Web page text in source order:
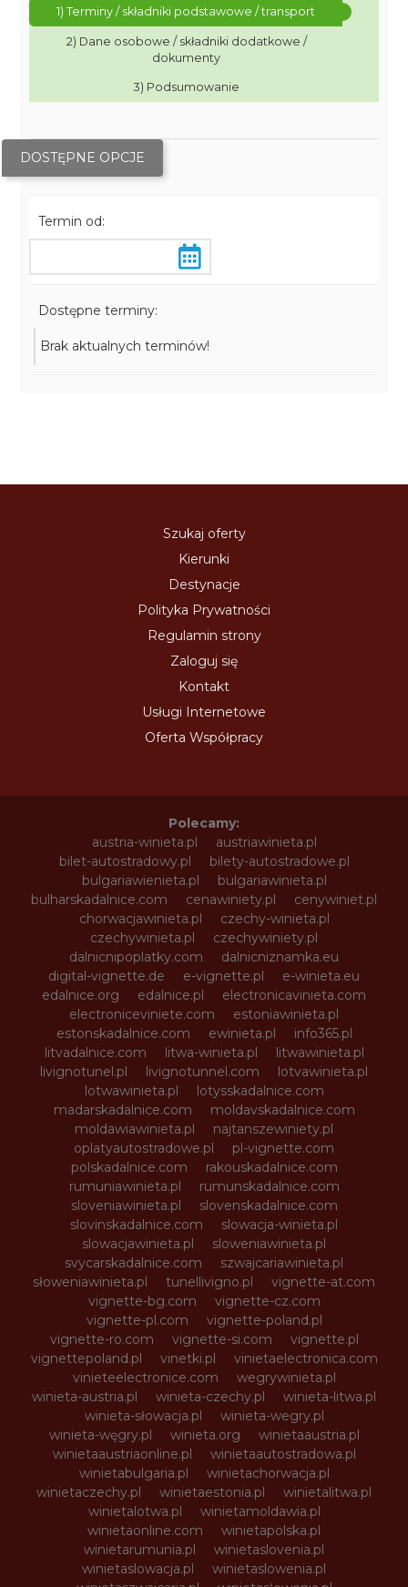
1) Terminy / składniki podstawowe / transport
2) Dane osobowe / składniki dodatkowe /
dokumenty
3) Podsumowanie
DOSTĘPNE OPCJE
Termin od:
Dostępne terminy:
Brak aktualnych terminów!
Szukaj oferty
Kierunki
Destynacje
Polityka Prywatności
Regulamin strony
Zaloguj się
Kontakt
Usługi Internetowe
Oferta Współpracy
Polecamy:
austria-winieta.pl
austriawinieta.pl
bilet-autostradowy.pl
bilety-autostradowe.pl
bulgariawienieta.pl
bulgariawinieta.pl
bulharskadalnice.com
cenawiniety.pl
cenywiniet.pl
chorwacjawinieta.pl
czechy-winieta.pl
czechywinieta.pl
czechywiniety.pl
dalnicnipoplatky.com
dalnicniznamka.eu
digital-vignette.de
e-vignette.pl
e-winieta.eu
edalnice.org
edalnice.pl
electronicavinieta.com
electroniceviniete.com
estoniawinieta.pl
estonskadalnice.com
ewinieta.pl
info365.pl
litvadalnice.com
litwa-winieta.pl
litwawinieta.pl
livignotunel.pl
livignotunnel.com
lotvawinieta.pl
lotwawinieta.pl
lotysskadalnice.com
madarskadalnice.com
moldavskadalnice.com
moldawiawinieta.pl
najtanszewiniety.pl
oplatyautostradowe.pl
pl-vignette.com
polskadalnice.com
rakouskadalnice.com
rumuniawinieta.pl
rumunskadalnice.com
sloveniawinieta.pl
slovenskadalnice.com
slovinskadalnice.com
slowacja-winieta.pl
slowacjawinieta.pl
sloweniawinieta.pl
svycarskadalnice.com
szwajcariawinieta.pl
słoweniawinieta.pl
tunellivigno.pl
vignette-at.com
vignette-bg.com
vignette-cz.com
vignette-pl.com
vignette-poland.pl
vignette-ro.com
vignette-si.com
vignette.pl
vignettepoland.pl
vinetki.pl
vinietaelectronica.com
vinieteelectronice.com
wegrywinieta.pl
winieta-austria.pl
winieta-czechy.pl
winieta-litwa.pl
winieta-słowacja.pl
winieta-wegry.pl
winieta-węgry.pl
winieta.org
winietaaustria.pl
winietaaustriaonline.pl
winietaautostradowa.pl
winietabulgaria.pl
winietachorwacja.pl
winietaczechy.pl
winietaestonia.pl
winietalitwa.pl
winietalotwa.pl
winietamoldawia.pl
winietaonline.com
winietapolska.pl
winietarumunia.pl
winietaslovenia.pl
winietaslowacja.pl
winietaslowenia.pl